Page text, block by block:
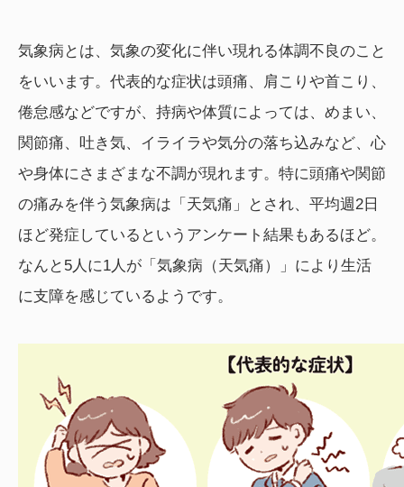
気象病とは、気象の変化に伴い現れる体調不良のこと
をいいます。代表的な症状は頭痛、肩こりや首こり、
倦怠感などですが、持病や体質によっては、めまい、
関節痛、吐き気、イライラや気分の落ち込みなど、心
や身体にさまざまな不調が現れます。特に頭痛や関節
の痛みを伴う気象病は「天気痛」とされ、平均週2日
ほど発症しているというアンケート結果もあるほど。
なんと5人に1人が「気象病（天気痛）」により生活
に支障を感じているようです。